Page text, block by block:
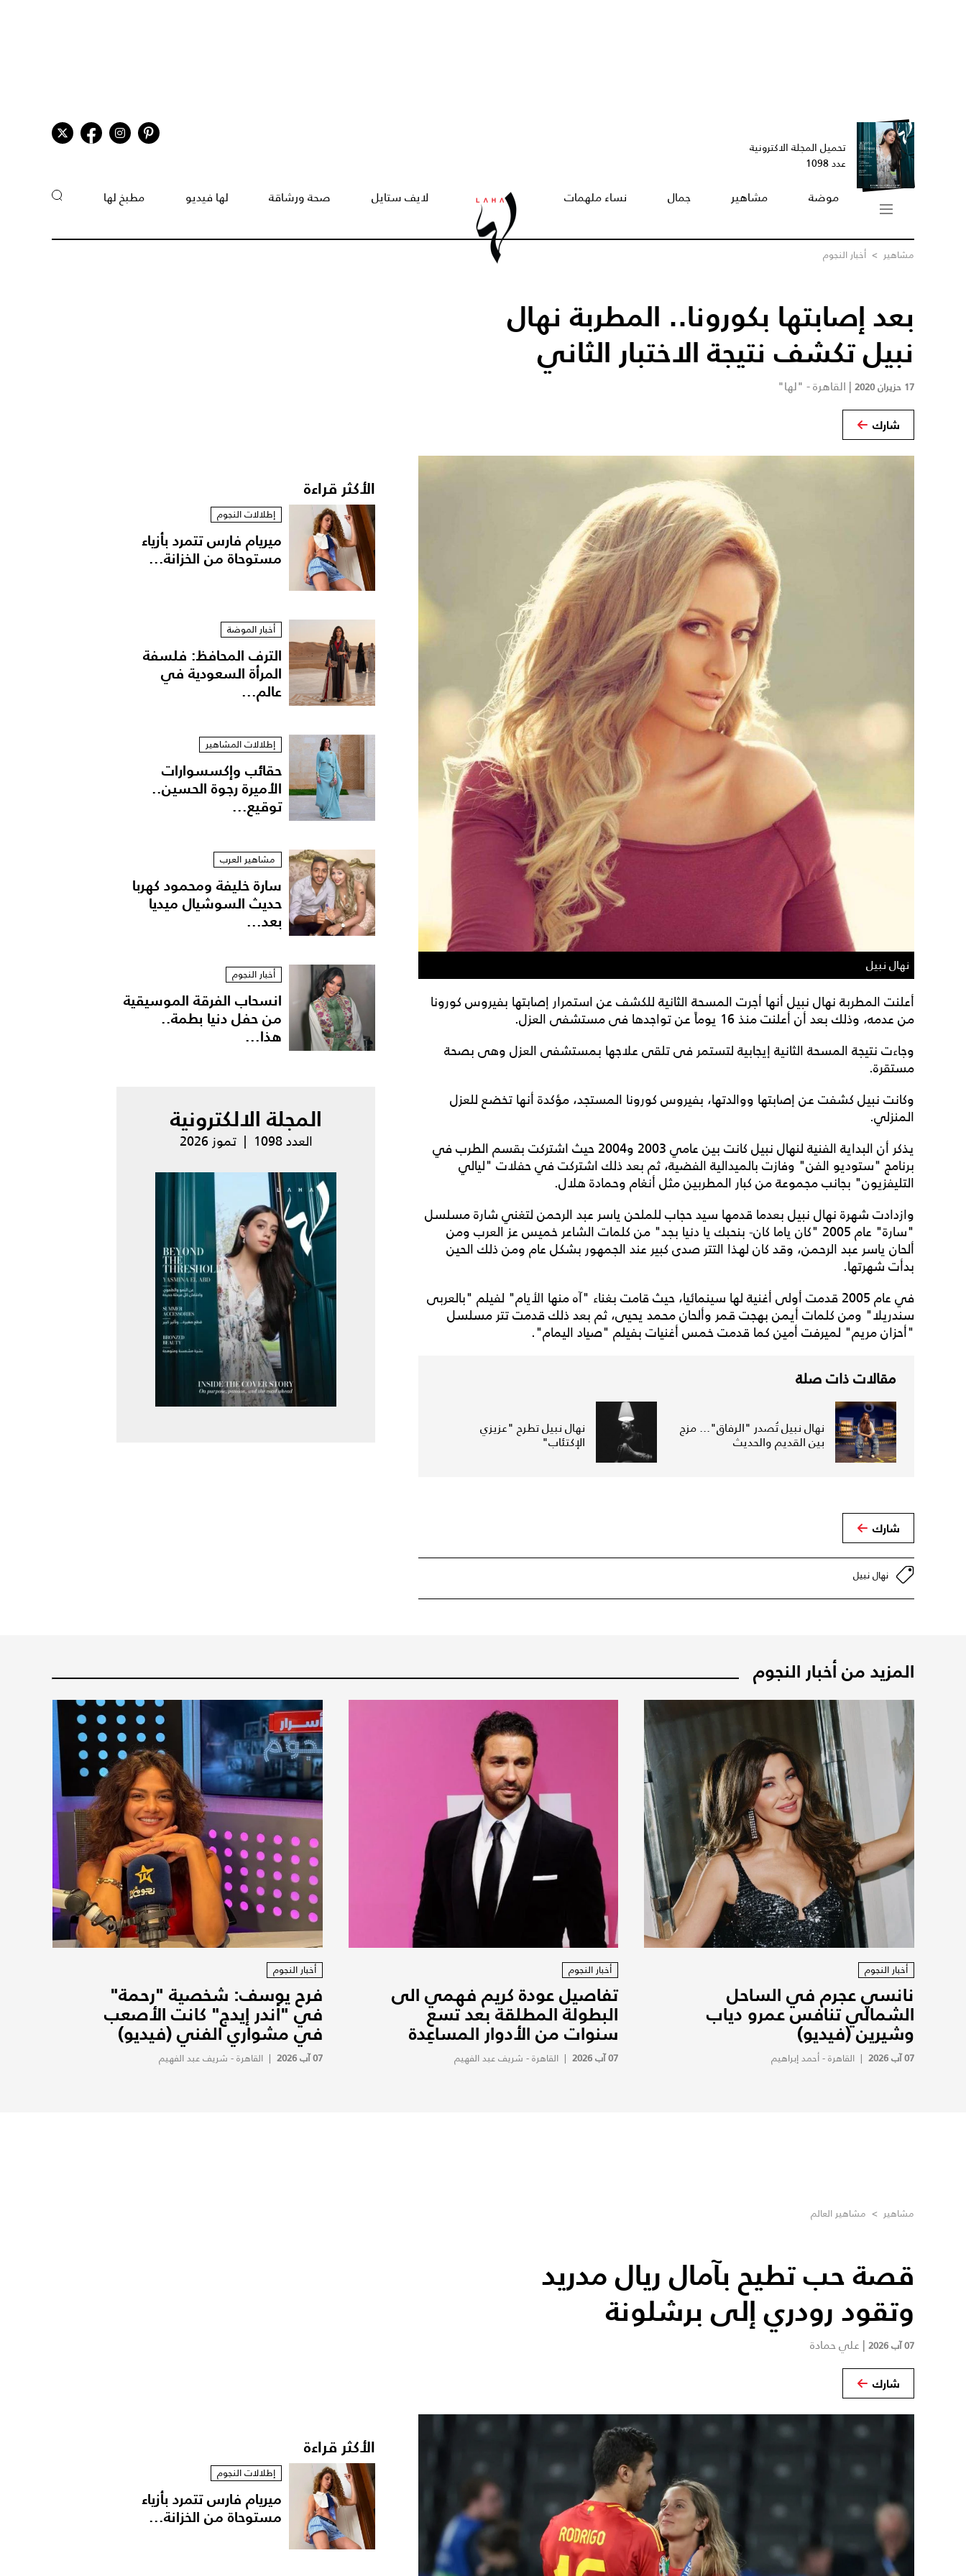
تحميل المجلة الاكترونية
عدد 1098
موضة مشاهير جمال نساء ملهمات لايف ستايل صحة ورشاقة لها فيديو مطبخ لها
مشاهير > أخبار النجوم
بعد إصابتها بكورونا.. المطربة نهال
نبيل تكشف نتيجة الاختبار الثاني
17 حزيران 2020 | القاهرة - "لها"
شارك
نهال نبيل
أعلنت المطربة نهال نبيل أنها أجرت المسحة الثانية للكشف عن استمرار إصابتها بفيروس كورونا
من عدمه، وذلك بعد أن أعلنت منذ 16 يوماً عن تواجدها فى مستشفى العزل.
وجاءت نتيجة المسحة الثانية إيجابية لتستمر فى تلقى علاجها بمستشفى العزل وهى بصحة
مستقرة.
وكانت نبيل كشفت عن إصابتها ووالدتها، بفيروس كورونا المستجد، مؤكدة أنها تخضع للعزل
المنزلي.
يذكر أن البداية الفنية لنهال نبيل كانت بين عامي 2003 و2004 حيث اشتركت بقسم الطرب في
برنامج "ستوديو الفن" وفازت بالميدالية الفضية، ثم بعد ذلك اشتركت في حفلات "ليالي
التليفزيون" بجانب مجموعة من كبار المطربين مثل أنغام وحمادة هلال.
وازدادت شهرة نهال نبيل بعدما قدمها سيد حجاب للملحن ياسر عبد الرحمن لتغني شارة مسلسل
"سارة" عام 2005 "كان ياما كان- بنحبك يا دنيا بجد" من كلمات الشاعر خميس عز العرب ومن
ألحان ياسر عبد الرحمن، وقد كان لهذا التتر صدى كبير عند الجمهور بشكل عام ومن ذلك الحين
بدأت شهرتها.
في عام 2005 قدمت أولى أغنية لها سينمائيا، حيث قامت بغناء "آه منها الأيام" لفيلم "بالعربى
سندريلا" ومن كلمات أيمن بهجت قمر وألحان محمد يحيى، ثم بعد ذلك قدمت تتر مسلسل
"أحزان مريم" لميرفت أمين كما قدمت خمس أغنيات بفيلم "صياد اليمام".
مقالات ذات صلة
نهال نبيل تُصدر "الرفاق"... مزج
بين القديم والحديث
نهال نبيل تطرح "عزيزي
الإكتئاب"
شارك
نهال نبيل
الأكثر قراءة
إطلالات النجوم
ميريام فارس تتمرد بأزياء
مستوحاة من الخزانة...
أخبار الموضة
الترف المحافظ: فلسفة
المرأة السعودية في
عالم...
إطلالات المشاهير
حقائب وإكسسوارات
الأميرة رجوة الحسين..
توقيع...
مشاهير العرب
سارة خليفة ومحمود كهربا
حديث السوشيال ميديا
بعد...
أخبار النجوم
انسحاب الفرقة الموسيقية
من حفل دنيا بطمة..
هذا...
المجلة الالكترونية
العدد 1098 | تموز 2026
المزيد من أخبار النجوم
أخبار النجوم
نانسي عجرم في الساحل
الشمالي تنافس عمرو دياب
وشيرين (فيديو)
07 آب 2026 | القاهرة - أحمد إبراهيم
أخبار النجوم
تفاصيل عودة كريم فهمي الى
البطولة المطلقة بعد تسع
سنوات من الأدوار المساعِدة
07 آب 2026 | القاهرة - شريف عبد الفهيم
أخبار النجوم
فرح يوسف: شخصية "رحمة"
في "أندر إيدج" كانت الأصعب
في مشواري الفني (فيديو)
07 آب 2026 |القاهرة - شريف عبد الفهيم
مشاهير > مشاهير العالم
قصة حب تطيح بآمال ريال مدريد
وتقود رودري إلى برشلونة
07 آب 2026 | علي حمادة
شارك
الأكثر قراءة
إطلالات النجوم
ميريام فارس تتمرد بأزياء
مستوحاة من الخزانة...